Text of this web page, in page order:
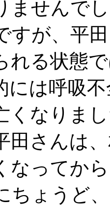
ませんで
すが、平
れる状態
には呼吸
くなりま
さんは
なってか
ちょうど